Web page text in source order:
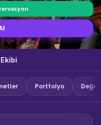
Portfolyo